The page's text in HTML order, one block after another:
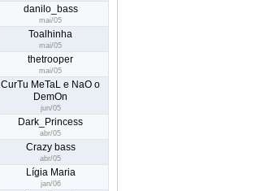
danilo_bass
mai/05
Toalhinha
mai/05
thetrooper
mai/05
CurTu MeTaL e NaO o
DemOn
jun/05
Dark_Princess
abr/05
Crazy bass
abr/05
Lígia Maria
jan/06